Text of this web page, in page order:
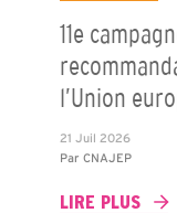
11e
l’Union
21 Juil 2026
Par CNAJEP
LIRE PLUS